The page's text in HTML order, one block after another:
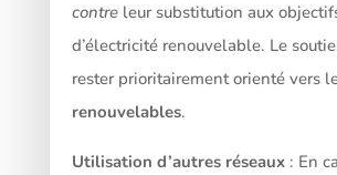
contreleur substitution aux
d’électricité renouvelable. Le
rester prioritairement orienté vers
renouvelables.
Utilisation d’autres réseaux: En